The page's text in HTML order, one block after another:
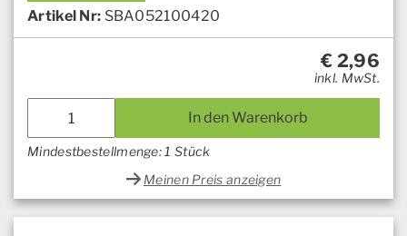
Artikel Nr: SBA052100420
€ 2,96
inkl. MwSt.
In den Warenkorb
Mindestbestellmenge: 1 Stück
Meinen Preis anzeigen